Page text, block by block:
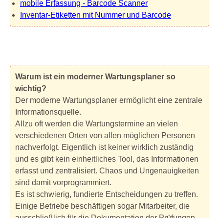
mobile Erfassung - Barcode Scanner
Inventar-Etiketten mit Nummer und Barcode
Warum ist ein moderner Wartungsplaner so
wichtig?
Der moderne Wartungsplaner ermöglicht eine zentrale
Informationsquelle.
Allzu oft werden die Wartungstermine an vielen
verschiedenen Orten von allen möglichen Personen
nachverfolgt. Eigentlich ist keiner wirklich zuständig
und es gibt kein einheitliches Tool, das Informationen
erfasst und zentralisiert. Chaos und Ungenauigkeiten
sind damit vorprogrammiert.
Es ist schwierig, fundierte Entscheidungen zu treffen.
Einige Betriebe beschäftigen sogar Mitarbeiter, die